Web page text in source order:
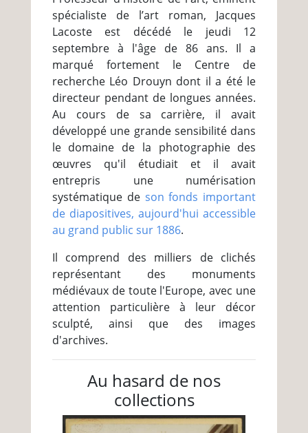
spécialiste de l’art roman, Jacques
Lacoste est décédé le jeudi 12
septembre à l'âge de 86 ans. Il a
marqué fortement le Centre de
recherche Léo Drouyn dont il a été le
directeur pendant de longues années.
Au cours de sa carrière, il avait
développé une grande sensibilité dans
le domaine de la photographie des
œuvres qu'il étudiait et il avait
entrepris une numérisation
systématique de son fonds important
de diapositives, aujourd'hui accessible
au grand public sur 1886.
Il comprend des milliers de clichés
représentant des monuments
médiévaux de toute l'Europe, avec une
attention particulière à leur décor
sculpté, ainsi que des images
d'archives.
Au hasard de nos
collections